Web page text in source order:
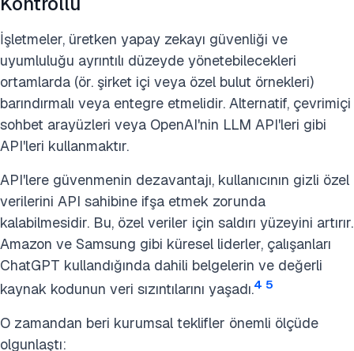
İşletmeler, üretken yapay zekayı güvenliği ve
uyumluluğu ayrıntılı düzeyde yönetebilecekleri
ortamlarda (ör. şirket içi veya özel bulut örnekleri)
barındırmalı veya entegre etmelidir. Alternatif, çevrimiçi
sohbet arayüzleri veya OpenAI'nin LLM API'leri gibi
API'leri kullanmaktır.
API'lere güvenmenin dezavantajı, kullanıcının gizli özel
verilerini API sahibine ifşa etmek zorunda
kalabilmesidir. Bu, özel veriler için saldırı yüzeyini artırır.
Amazon ve Samsung gibi küresel liderler, çalışanları
ChatGPT kullandığında dahili belgelerin ve değerli
kaynak kodunun veri sızıntılarını yaşadı.4 5
O zamandan beri kurumsal teklifler önemli ölçüde
olgunlaştı: